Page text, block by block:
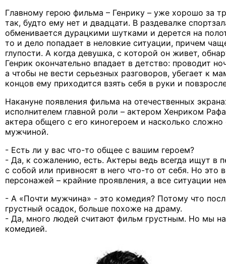
Главному герою фильма – Генрику – уже хорошо за
так, будто ему нет и двадцати. В раздевалке
обменивается дурацкими шутками и дерется на
то и дело попадает в неловкие ситуации, причем
глупости. А когда девушка, с которой он живет,
Генрик окончательно впадает в детство: проводит
а чтобы не вести серьезных разговоров, убегает к
концов ему приходится взять себя в руки и
Накануне появления фильма на отечественных
исполнителем главной роли – актером Хенриком
актера общего с его киногероем и насколько
мужчиной.
- Есть ли у вас что-то общее с вашим героем?
- Да, к сожалению, есть. Актеры ведь всегда ищут в
с собой или привносят в него что-то от себя. Но это
персонажей – крайние проявления, а все ситуации
- А «Почти мужчина» - это комедия? Потому что
грустный осадок, больше похоже на драму.
- Да, много людей считают фильм грустным. Но мы
комедией.